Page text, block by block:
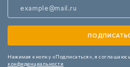
Нажимая кнопку «Подписаться», я
конфиденциальности